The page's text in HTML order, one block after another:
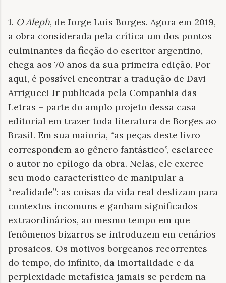
1. O Aleph, de Jorge Luis Borges. Agora em 2019,
a obra considerada pela crítica um dos pontos
culminantes da ficção do escritor argentino,
chega aos 70 anos da sua primeira edição. Por
aqui, é possível encontrar a tradução de Davi
Arrigucci Jr publicada pela Companhia das
Letras – parte do amplo projeto dessa casa
editorial em trazer toda literatura de Borges ao
Brasil. Em sua maioria, “as peças deste livro
correspondem ao gênero fantástico”, esclarece
o autor no epílogo da obra. Nelas, ele exerce
seu modo característico de manipular a
“realidade”: as coisas da vida real deslizam para
contextos incomuns e ganham significados
extraordinários, ao mesmo tempo em que
fenômenos bizarros se introduzem em cenários
prosaicos. Os motivos borgeanos recorrentes
do tempo, do infinito, da imortalidade e da
perplexidade metafísica jamais se perdem na